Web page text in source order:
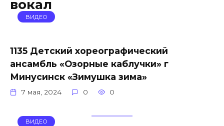
вокал
ВИДЕО
1135 Детский хореографический
ансамбль «Озорные каблучки» г
Минусинск «Зимушка зима»
7 мая, 2024 0 0
ВИДЕО